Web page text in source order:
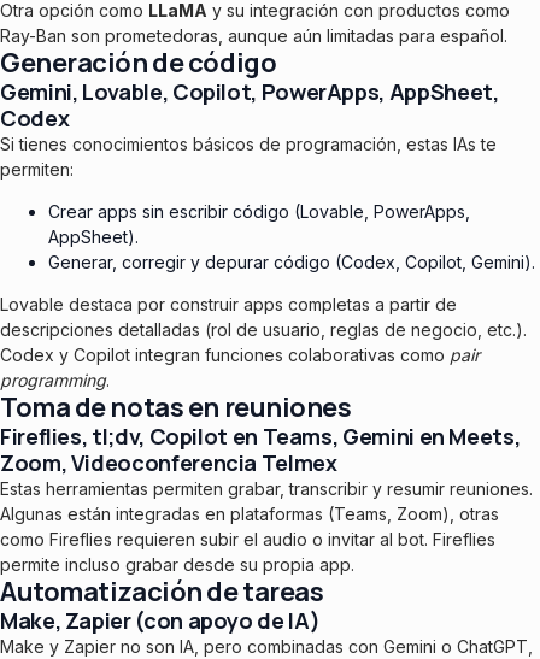
Otra opción como LLaMA y su integración con productos como
Ray-Ban son prometedoras, aunque aún limitadas para español.
Generación de código
Gemini, Lovable, Copilot, PowerApps, AppSheet,
Codex
Si tienes conocimientos básicos de programación, estas IAs te
permiten:
Crear apps sin escribir código (Lovable, PowerApps,
AppSheet).
Generar, corregir y depurar código (Codex, Copilot, Gemini).
Lovable destaca por construir apps completas a partir de
descripciones detalladas (rol de usuario, reglas de negocio, etc.).
Codex y Copilot integran funciones colaborativas como pair
programming.
Toma de notas en reuniones
Fireflies, tl;dv, Copilot en Teams, Gemini en Meets,
Zoom, Videoconferencia Telmex
Estas herramientas permiten grabar, transcribir y resumir reuniones.
Algunas están integradas en plataformas (Teams, Zoom), otras
como Fireflies requieren subir el audio o invitar al bot. Fireflies
permite incluso grabar desde su propia app.
Automatización de tareas
Make, Zapier (con apoyo de IA)
Make y Zapier no son IA, pero combinadas con Gemini o ChatGPT,